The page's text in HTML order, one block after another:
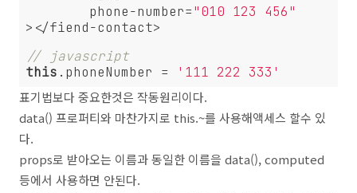
	phone-number=
"010 123 456"
// javascript
this .phoneNumber =
'111 222 333'
표기법보다 중요한것은 작동원리이다.
data() 프로퍼티와 마찬가지로 this.~를 사용해액세스 할수 있
다.
props로 받아오는 이름과 동일한 이름을 data(), computed
등에서 사용하면 안된다.